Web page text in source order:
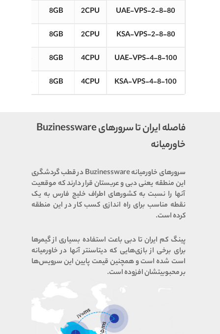
UAE-VPS-2-8-80
2CPU
8GB
KSA-VPS-2-8-80
2CPU
8GB
UAE-VPS-4-8-100
4CPU
8GB
KSA-VPS-4-8-100
4CPU
8GB
فاصله ایران تا سرورهای Buzinessware
خاورمیانه
سرورهای خاورمیانه Buzinessware در قطب گردشگری
این منطقه یعنی دبی و عربستان قرار دارند که موقعیت
آنها را نسبت به کشورهای اطراف خلیج فارس به یک
نقطه مناسب برای راه اندازی کسب کار در این منطقه
کرده است.
پینگ کم ایران تا دبی باعت استفاده بسیاری از گیمرها
برای برخی از بازی‌هایی که دیتاسنتر آنها در خاورمیانه
است شده است و همچنین قیمت پایین این سرویس‌ها
بر محبوبیتشان افزوده است.